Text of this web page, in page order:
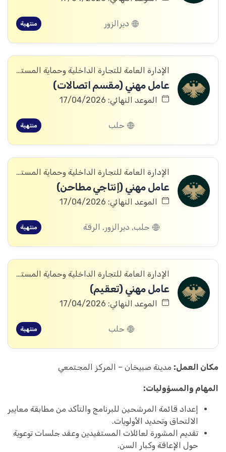
ديرالزور منتهية
الإدارة العامة للتجارة الداخلية وحماية المستهلك
عامل مهني (مقسم اتصالات)
الموعد النهائي: 17/04/2026
حلب منتهية
الإدارة العامة للتجارة الداخلية وحماية المستهلك
عامل مهني (إنتاجي مطاحن)
الموعد النهائي: 17/04/2026
حلب, ديرالزور, الرقة منتهية
الإدارة العامة للتجارة الداخلية وحماية المستهلك
عامل مهني (تعقيم)
الموعد النهائي: 17/04/2026
حلب منتهية
مكان العمل: مدينة صبيخان – المركز المجتمعي
المهام والمسؤوليات:
إعداد قائمة المرشحين للبرنامج والتأكد من مطابقة معايير
الالتحاق وتحديد الأولويات.
تقديم المشورة لعائلات المستفيدين وعقد جلسات توعوية
حول الإعاقة وكبار السن.